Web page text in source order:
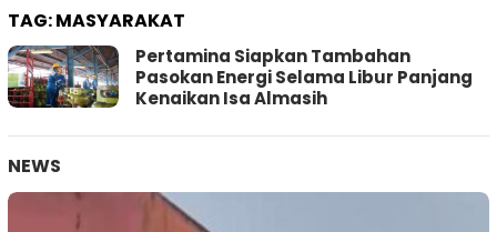
TAG:MASYARAKAT
Pertamina Siapkan Tambahan
Pasokan Energi Selama Libur Panjang
Kenaikan Isa Almasih
NEWS